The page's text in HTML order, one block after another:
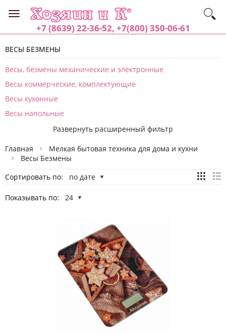
+7 (8639) 22-36-52, +7(800) 350-06-61
ВЕСЫ БЕЗМЕНЫ
Весы, безмены механические и электронные
Весы коммерческие, комплектующие
Весы кухонные
Весы напольные
Развернуть расширенный фильтр
Главная
Мелкая бытовая техника для дома и кухни
Весы Безмены
Сортировать по: по дате
Показывать по: 24